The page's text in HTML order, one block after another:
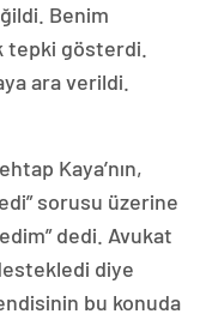
Benim
tepki gösterdi.
ara verildi.
Kaya’nın,
sorusu üzerine
dedi. Avukat
diye
bu konuda